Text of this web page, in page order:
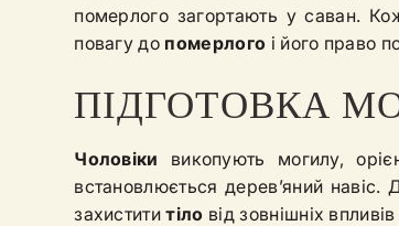
померлого загортають у саван.
повагу до померлого і його право
ПІДГОТОВКА
Чоловіки викопують могилу,
встановлюється дерев’яний навіс.
захистититіло від зовнішніх